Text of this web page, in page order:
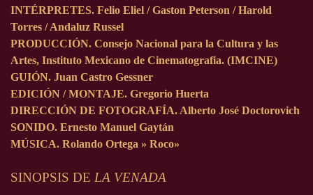
INTÉRPRETES. Felio Eliel / Gaston Peterson / Harold
Torres / Andaluz Russel
PRODUCCIÓN. Consejo Nacional para la Cultura y las
Artes, Instituto Mexicano de Cinematografia. (IMCINE)
GUIÓN. Juan Castro Gessner
EDICIÓN / MONTAJE. Gregorio Huerta
DIRECCIÓN DE FOTOGRAFÍA. Alberto José Doctorovich
SONIDO. Ernesto Manuel Gaytán
MÚSICA. Rolando Ortega » Roco»
SINOPSIS DE LA VENADA